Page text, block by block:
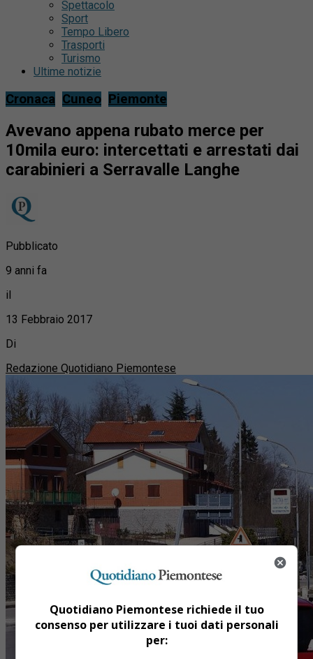
Spettacolo
Sport
Tempo Libero
Trasporti
Turismo
Ultime notizie
Cronaca Cuneo Piemonte
Avevano appena rubato merce per
10mila euro: intercettati e arrestati dai
carabinieri a Serravalle Langhe
Pubblicato
9 anni fa
il
13 Febbraio 2017
Di
Redazione Quotidiano Piemontese
Quotidiano Piemontese richiede il tuo
consenso per utilizzare i tuoi dati personali
per: